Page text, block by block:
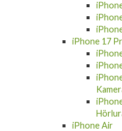
iPhone 17
iPhone Air